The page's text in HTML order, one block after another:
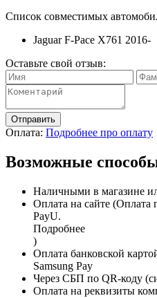
Список совместимых
Jaguar F-Pace X761 2016-
Оставьте свой отзыв:
Отправить
Оплата: Подробнее про оплату
Возможные
Наличными в магазине
Оплата на сайте (Оплата
PayU.
Подробнее
)
Оплата банковской
Samsung Pay
Через СБП по QR-коду
Оплата на реквизиты